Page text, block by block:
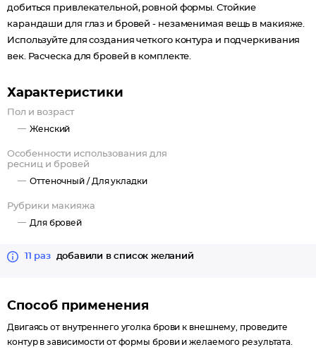
добиться привлекательной, ровной формы. Стойкие
карандаши для глаз и бровей - незаменимая вещь в макияже.
Используйте для создания четкого контура и подчеркивания
век. Расческа для бровей в комплекте.
Характеристики
Пол и возраст
Женский
Особенности использования для
ресниц и бровей
Оттеночный / Для укладки
Рубрики макияжа
Для бровей
11 раз добавили в список желаний
Способ применения
Двигаясь от внутреннего уголка брови к внешнему, проведите
контур в зависимости от формы брови и желаемого результата.